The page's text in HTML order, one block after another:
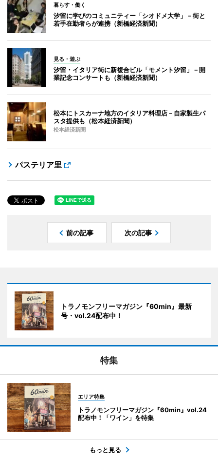
暮らす・働く
汐留に学びのコミュニティー「シオドメ大学」－街と
若手在勤者らが連携（新橋経済新聞）
見る・遊ぶ
汐留・イタリア街に新複合ビル「モメント汐留」－開
業記念コンサートも（新橋経済新聞）
松本にトスカーナ地方のイタリア料理店－自家製生パ
スタ提供も（松本経済新聞）
松本経済新聞
パステリア里
前の記事 次の記事
トラノモンフリーマガジン『60min』最新
号・vol.24配布中！
特集
エリア特集
トラノモンフリーマガジン『60min』vol.24
配布中！「ワイン」を特集
もっと見る